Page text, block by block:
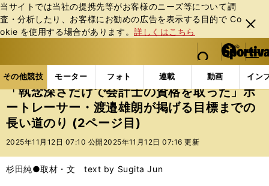
当サイトでは当社の提携先等がお客様のニーズ等について調
査・分析したり、お客様にお勧めの広告を表⽰する⽬的で Co
okie を使⽤する場合があります。詳しくはこちら
閉じ
る
web Sportiva (webスポルティーバ)
検索
マイペ
ー
ジ
メニュ
その他競技 モーター フォト 連載 動画 イン
ス
ポ
ル
テ
ー
バ
その他競技の記事一覧 その他競技 その他 「執
「執念深さだけで会計士の資格を取った」ボ
ートレーサー・渡邉雄朗が掲げる目標までの
長い道のり (2ページ目)
2025年11月12日 07:10 公開 2025年11月12日 07:16 更新
杉田純●取材・文 text by Sugita Jun